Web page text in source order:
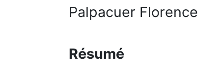
Palpacuer Florence
Résumé